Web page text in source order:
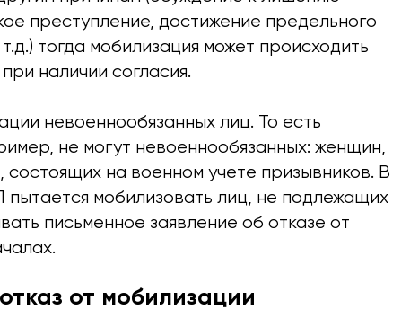
преступление, достижение предельного
тогда мобилизация может происходить
наличии согласия.
невоеннообязанных лиц. То есть
не могут невоеннообязанных: женщин,
состоящих на военном учете призывников. В
мобилизовать лиц, не подлежащих
письменное заявление об отказе от
от мобилизации